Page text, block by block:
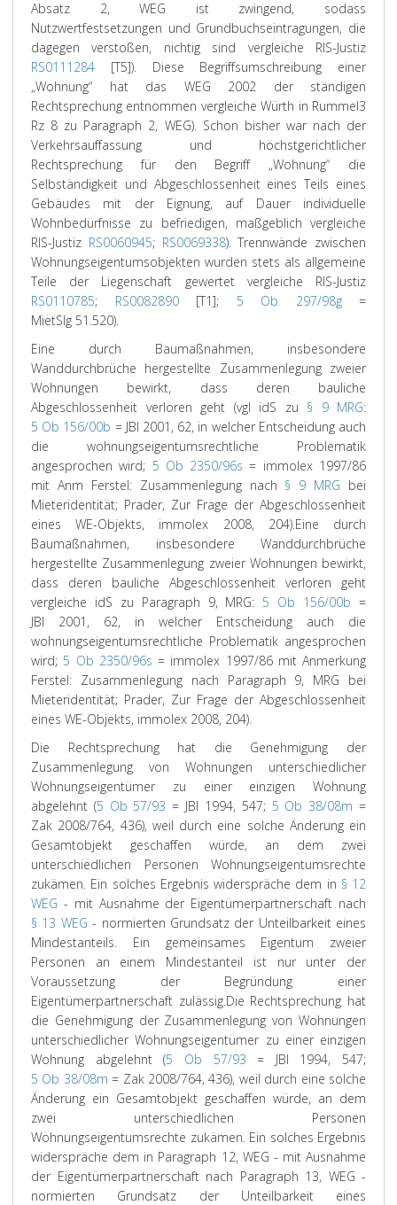
Absatz 2, WEG ist zwingend, sodass
Nutzwertfestsetzungen und Grundbuchseintragungen, die
dagegen verstoßen, nichtig sind vergleiche RIS-Justiz
RS0111284 [T5]). Diese Begriffsumschreibung einer
„Wohnung“ hat das WEG 2002 der ständigen
Rechtsprechung entnommen vergleiche Würth in Rummel3
Rz 8 zu Paragraph 2, WEG). Schon bisher war nach der
Verkehrsauffassung und höchstgerichtlicher
Rechtsprechung für den Begriff „Wohnung“ die
Selbständigkeit und Abgeschlossenheit eines Teils eines
Gebäudes mit der Eignung, auf Dauer individuelle
Wohnbedürfnisse zu befriedigen, maßgeblich vergleiche
RIS-Justiz RS0060945; RS0069338). Trennwände zwischen
Wohnungseigentumsobjekten wurden stets als allgemeine
Teile der Liegenschaft gewertet vergleiche RIS-Justiz
RS0110785; RS0082890[T1]; 5 Ob 297/98g=
MietSlg 51.520).
Eine durch Baumaßnahmen, insbesondere
Wanddurchbrüche hergestellte Zusammenlegung zweier
Wohnungen bewirkt, dass deren bauliche
Abgeschlossenheit verloren geht (vgl idS zu § 9 MRG:
5 Ob 156/00b = JBl 2001, 62, in welcher Entscheidung auch
die wohnungseigentumsrechtliche Problematik
angesprochen wird; 5 Ob 2350/96s = immolex 1997/86
mit Anm Ferstel: Zusammenlegung nach § 9 MRG bei
Mieteridentität; Prader, Zur Frage der Abgeschlossenheit
eines WE-Objekts, immolex 2008, 204).Eine durch
Baumaßnahmen, insbesondere Wanddurchbrüche
hergestellte Zusammenlegung zweier Wohnungen bewirkt,
dass deren bauliche Abgeschlossenheit verloren geht
vergleiche idS zu Paragraph 9, MRG:5 Ob 156/00b =
JBl 2001, 62, in welcher Entscheidung auch die
wohnungseigentumsrechtliche Problematik angesprochen
wird;5 Ob 2350/96s = immolex 1997/86 mit Anmerkung
Ferstel: Zusammenlegung nach Paragraph 9, MRG bei
Mieteridentität; Prader, Zur Frage der Abgeschlossenheit
eines WE-Objekts, immolex 2008, 204).
Die Rechtsprechung hat die Genehmigung der
Zusammenlegung von Wohnungen unterschiedlicher
Wohnungseigentümer zu einer einzigen Wohnung
abgelehnt (5 Ob 57/93 = JBl 1994, 547; 5 Ob 38/08m =
Zak 2008/764, 436), weil durch eine solche Änderung ein
Gesamtobjekt geschaffen würde, an dem zwei
unterschiedlichen Personen Wohnungseigentumsrechte
zukämen. Ein solches Ergebnis widerspräche dem in § 12
WEG - mit Ausnahme der Eigentümerpartnerschaft nach
§ 13 WEG - normierten Grundsatz der Unteilbarkeit eines
Mindestanteils. Ein gemeinsames Eigentum zweier
Personen an einem Mindestanteil ist nur unter der
Voraussetzung der Begründung einer
Eigentümerpartnerschaft zulässig.Die Rechtsprechung hat
die Genehmigung der Zusammenlegung von Wohnungen
unterschiedlicher Wohnungseigentümer zu einer einzigen
Wohnung abgelehnt (5 Ob 57/93 = JBl 1994, 547;
5 Ob 38/08m = Zak 2008/764, 436), weil durch eine solche
Änderung ein Gesamtobjekt geschaffen würde, an dem
zwei unterschiedlichen Personen
Wohnungseigentumsrechte zukämen. Ein solches Ergebnis
widerspräche dem in Paragraph 12, WEG - mit Ausnahme
der Eigentümerpartnerschaft nach Paragraph 13, WEG -
normierten Grundsatz der Unteilbarkeit eines